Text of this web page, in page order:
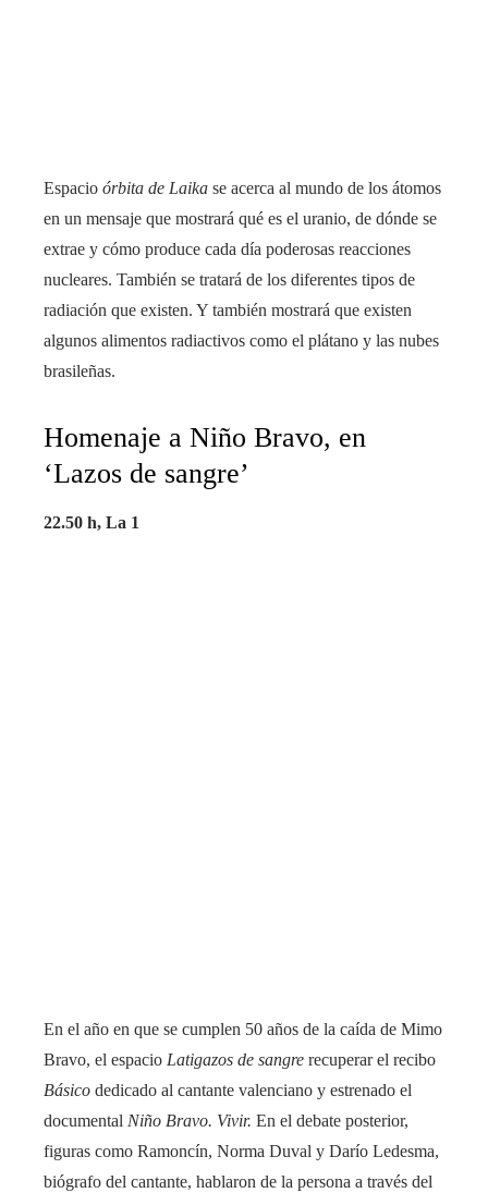
Espacio órbita de Laika se acerca al mundo de los átomos
en un mensaje que mostrará qué es el uranio, de dónde se
extrae y cómo produce cada día poderosas reacciones
nucleares. También se tratará de los diferentes tipos de
radiación que existen. Y también mostrará que existen
algunos alimentos radiactivos como el plátano y las nubes
brasileñas.
Homenaje a Niño Bravo, en
‘Lazos de sangre’
22.50 h, La 1
En el año en que se cumplen 50 años de la caída de Mimo
Bravo, el espacio Latigazos de sangre recuperar el recibo
Básico dedicado al cantante valenciano y estrenado el
documental Niño Bravo. Vivir. En el debate posterior,
figuras como Ramoncín, Norma Duval y Darío Ledesma,
biógrafo del cantante, hablaron de la persona a través del